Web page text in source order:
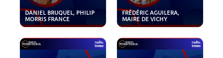
DANIEL BRUQUEL, PHILIP
MORRIS FRANCE
FRÉDÉRIC AGUILERA,
MAIRE DE VICHY